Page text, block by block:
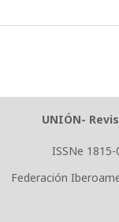
UNIÓN-
ISSNe
Federación